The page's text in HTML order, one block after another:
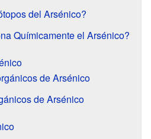
del Arsénico?
Químicamente el Arsénico?
de Arsénico
de Arsénico